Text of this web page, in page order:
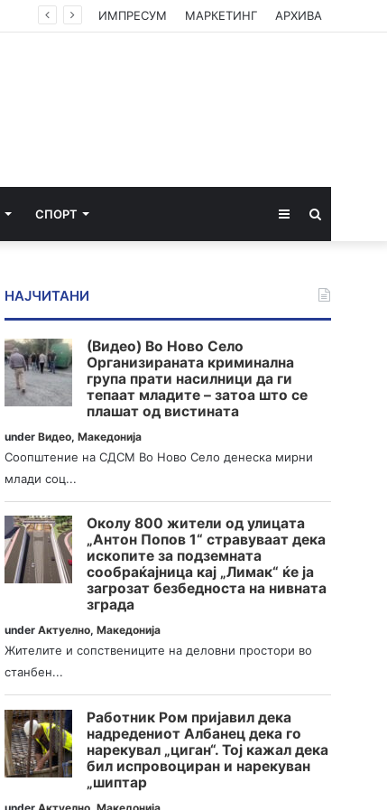
ИМПРЕСУМ МАРКЕТИНГ АРХИВА
СПОРТ Sidebar
НАЈЧИТАНИ
(Видео) Во Ново Село
Организираната криминална
група прати насилници да ги
тепаат младите – затоа што се
плашат од вистината
underВидео,Македонија
Соопштение на СДСМ Во Ново Село денеска мирни
млади соц...
Околу 800 жители од улицата
„Антон Попов 1“ стравуваат дека
ископите за подземната
сообраќајница кај „Лимак“ ќе ја
загрозат безбедноста на нивната
зграда
underАктуелно,Македонија
Жителите и сопствениците на деловни простори во
станбен...
Работник Ром пријавил дека
надредениот Албанец дека го
нарекувал „циган“. Тој кажал дека
бил испровоциран и нарекуван
„шиптар